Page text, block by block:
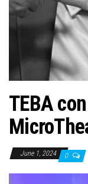
TEBA
June 1, 2024 0